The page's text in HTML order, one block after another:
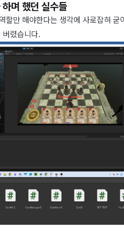
며 했던 실수들
할만 해야한다는 생각에 사로잡혀 굳
버렸습니다.